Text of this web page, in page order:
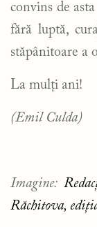
convins de
fără luptă,
stăpânitoare a
La mulți ani!
(Emil Culda)
Imagine:
Răchitova,